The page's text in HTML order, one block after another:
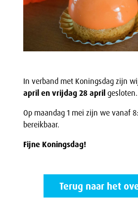
In verband met Koningsdag zijn
april en vrijdag 28 april gesloten.
Op maandag 1 mei zijn we vanaf
bereikbaar.
Fijne Koningsdag!
Terug naar het